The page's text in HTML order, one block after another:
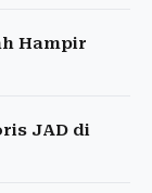
Hampir
JAD di